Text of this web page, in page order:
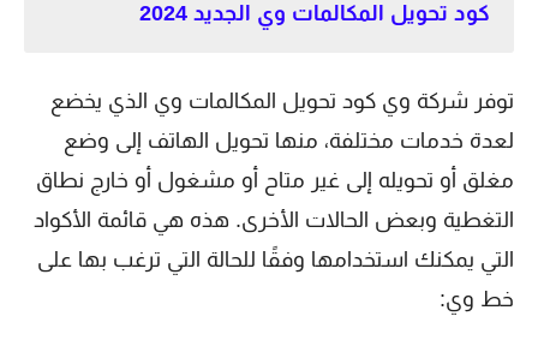
كود تحويل المكالمات وي الجديد 2024
توفر شركة وي كود تحويل المكالمات وي الذي يخضع
لعدة خدمات مختلفة، منها تحويل الهاتف إلى وضع
مغلق أو تحويله إلى غير متاح أو مشغول أو خارج نطاق
التغطية وبعض الحالات الأخرى. هذه هي قائمة الأكواد
التي يمكنك استخدامها وفقًا للحالة التي ترغب بها على
خط وي: